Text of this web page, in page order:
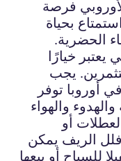
فرصة
بحياة
الحضرية.
يعتبر خيارًا
يجب
أوروبا توفر
والهواء
أو
فلل الريف يمكن
للسياح أو بيعها